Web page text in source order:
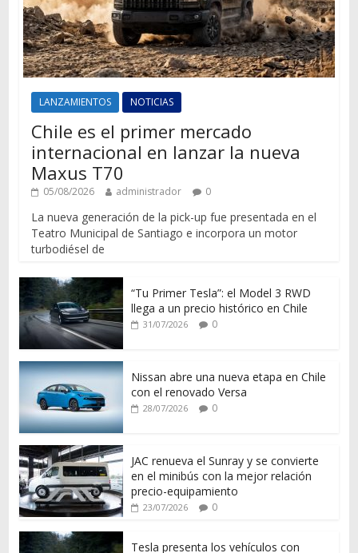
LANZAMIENTOS NOTICIAS
Chile es el primer mercado
internacional en lanzar la nueva
Maxus T70
05/08/2026 administrador 0
La nueva generación de la pick-up fue presentada en el
Teatro Municipal de Santiago e incorpora un motor
turbodiésel de
“Tu Primer Tesla”: el Model 3 RWD
llega a un precio histórico en Chile
31/07/2026 0
Nissan abre una nueva etapa en Chile
con el renovado Versa
28/07/2026 0
JAC renueva el Sunray y se convierte
en el minibús con la mejor relación
precio-equipamiento
23/07/2026 0
Tesla presenta los vehículos con